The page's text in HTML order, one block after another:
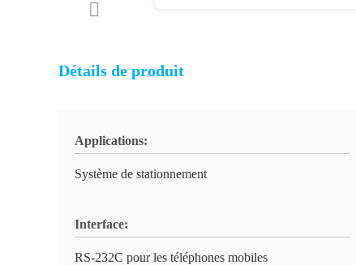
Détails de produit
Applications:
Système de stationnement
Interface:
RS-232C pour les téléphones mobiles